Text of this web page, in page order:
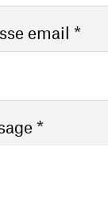
Votre adresse email *
Votre message *